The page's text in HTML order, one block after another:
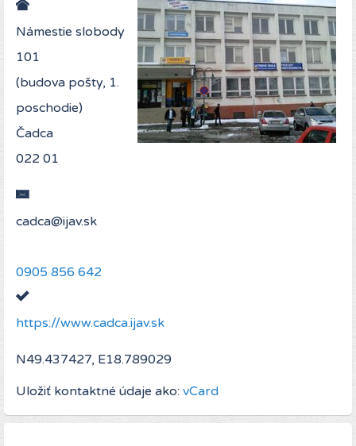
Námestie slobody
101
(budova pošty, 1.
poschodie)
Čadca
022 01
0905 856 642
https://www.cadca.ijav.sk
N49.437427, E18.789029
Uložiť kontaktné údaje ako: vCard